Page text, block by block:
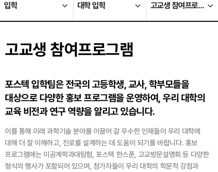
입학 대학 입학 고교생 참여프로그램
고교생 참여프로그램
포스텍 입학팀은 전국의 고등학생, 교사, 학부모들을
대상으로 다양한 홍보 프로그램을 운영하여, 우리 대학의
교육 비전과 연구 역량을 알리고 있습니다.
이를 통해 미래 과학기술 분야를 이끌어 갈 우수한 인재들이 우리 대학에
대해 더 잘 이해하고, 진로를 설계하는 데 도움이 되기를 바랍니다. 홍보
프로그램에는 이공계학과대탐험,포스텍 한스푼, 고교방문설명회 등 다양한
형식의 행사가 포함되어 있으며, 참가자들이 우리 대학의 학문적 강점과